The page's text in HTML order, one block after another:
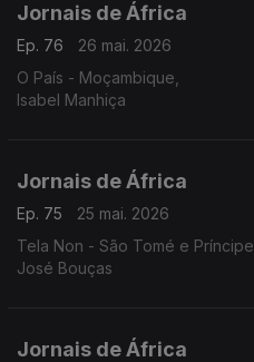
Jornais de África
Ep. 76
26 mai. 2026
O País - Moçambique,
Isabel Manhiça
Jornais de África
Ep. 75
25 mai. 2026
Tela Non - São Tomé e Príncipe,
José Bouças
Jornais de África